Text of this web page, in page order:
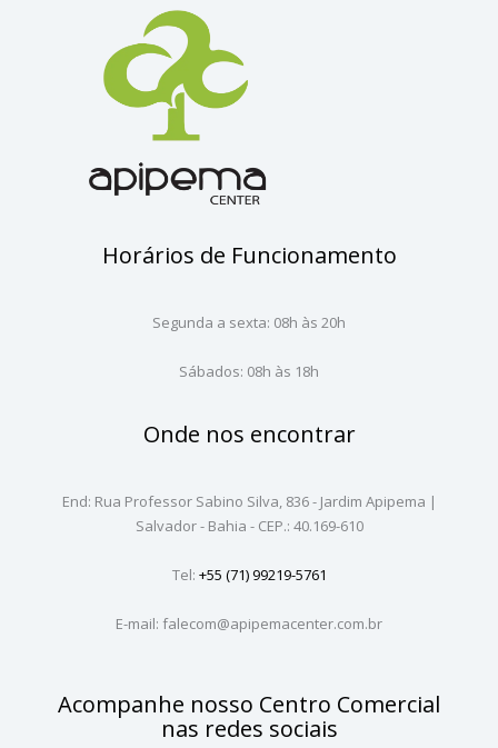
Horários de Funcionamento
Segunda a sexta: 08h às 20h
Sábados: 08h às 18h
Onde nos encontrar
End: Rua Professor Sabino Silva, 836 - Jardim Apipema |
Salvador - Bahia - CEP.: 40.169-610
Tel: +55 (71) 99219-5761
E-mail: falecom@apipemacenter.com.br
Acompanhe nosso Centro Comercial
nas redes sociais